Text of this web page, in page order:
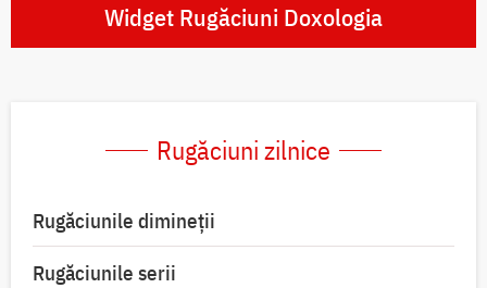
Widget Rugăciuni Doxologia
Rugăciuni zilnice
Rugăciunile dimineții
Rugăciunile serii